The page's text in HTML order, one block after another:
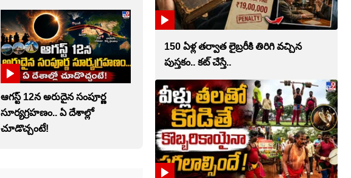
ఆగస్ట్ 12న అరుదైన సంపూర్ణ
సూర్యగ్రహణం.. ఏ దేశాల్లో
చూడొచ్చంటే!
150 ఏళ్ల తర్వాత లైబ్రరీకి తిరిగి వచ్చిన
పుస్తకం.. కట్ చేస్తే..